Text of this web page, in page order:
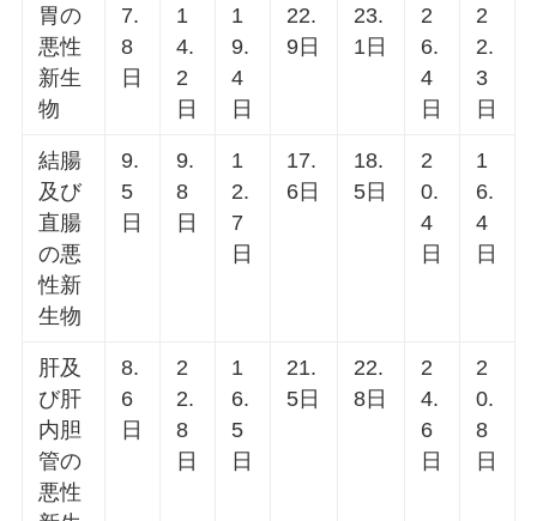
胃の
悪性
新生
物
7.
8
日
1
4.
2
日
1
9.
4
日
22.
9日
23.
1日
2
6.
4
日
2
2.
3
日
結腸
及び
直腸
の悪
性新
生物
9.
5
日
9.
8
日
1
2.
7
日
17.
6日
18.
5日
2
0.
4
日
1
6.
4
日
肝及
び肝
内胆
管の
悪性
8.
6
日
2
2.
8
日
1
6.
5
日
21.
5日
22.
8日
2
4.
6
日
2
0.
8
日